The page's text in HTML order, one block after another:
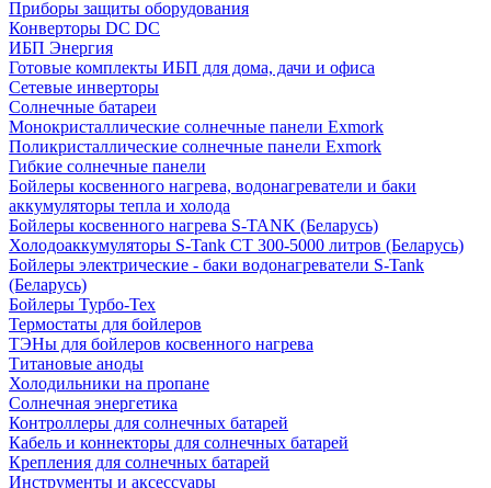
Приборы защиты оборудования
Конверторы DC DC
ИБП Энергия
Готовые комплекты ИБП для дома, дачи и офиса
Сетевые инверторы
Солнечные батареи
Монокристаллические солнечные панели Exmork
Поликристаллические солнечные панели Exmork
Гибкие солнечные панели
Бойлеры косвенного нагрева, водонагреватели и баки
аккумуляторы тепла и холода
Бойлеры косвенного нагрева S-TANK (Беларусь)
Холодоаккумуляторы S-Tank СТ 300-5000 литров (Беларусь)
Бойлеры электрические - баки водонагреватели S-Tank
(Беларусь)
Бойлеры Турбо-Тех
Термостаты для бойлеров
ТЭНы для бойлеров косвенного нагрева
Титановые аноды
Холодильники на пропане
Солнечная энергетика
Контроллеры для солнечных батарей
Кабель и коннекторы для солнечных батарей
Крепления для солнечных батарей
Инструменты и аксессуары